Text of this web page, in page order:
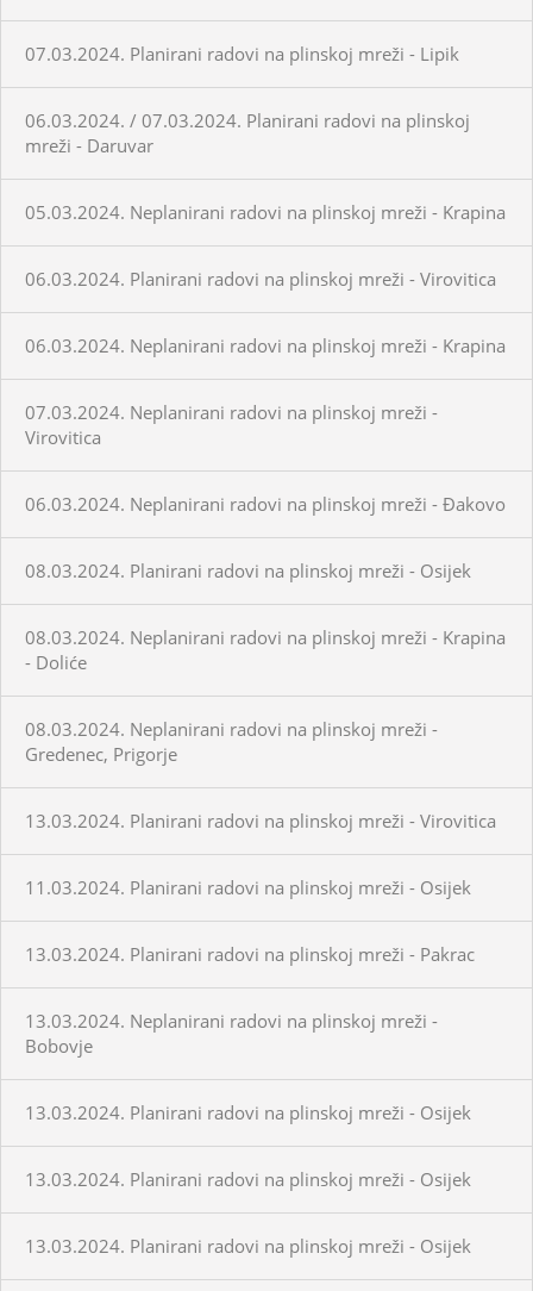
07.03.2024. Planirani radovi na plinskoj mreži - Lipik
06.03.2024. / 07.03.2024. Planirani radovi na plinskoj
mreži - Daruvar
05.03.2024. Neplanirani radovi na plinskoj mreži - Krapina
06.03.2024. Planirani radovi na plinskoj mreži - Virovitica
06.03.2024. Neplanirani radovi na plinskoj mreži - Krapina
07.03.2024. Neplanirani radovi na plinskoj mreži -
Virovitica
06.03.2024. Neplanirani radovi na plinskoj mreži - Đakovo
08.03.2024. Planirani radovi na plinskoj mreži - Osijek
08.03.2024. Neplanirani radovi na plinskoj mreži - Krapina
- Doliće
08.03.2024. Neplanirani radovi na plinskoj mreži -
Gredenec, Prigorje
13.03.2024. Planirani radovi na plinskoj mreži - Virovitica
11.03.2024. Planirani radovi na plinskoj mreži - Osijek
13.03.2024. Planirani radovi na plinskoj mreži - Pakrac
13.03.2024. Neplanirani radovi na plinskoj mreži -
Bobovje
13.03.2024. Planirani radovi na plinskoj mreži - Osijek
13.03.2024. Planirani radovi na plinskoj mreži - Osijek
13.03.2024. Planirani radovi na plinskoj mreži - Osijek